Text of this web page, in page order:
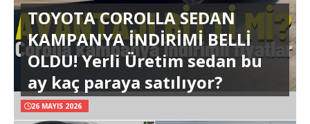
TOYOTA COROLLA SEDAN
KAMPANYA İNDİRİMİ BELLİ
OLDU! Yerli Üretim sedan bu
ay kaç paraya satılıyor?
26 MAYIS 2026